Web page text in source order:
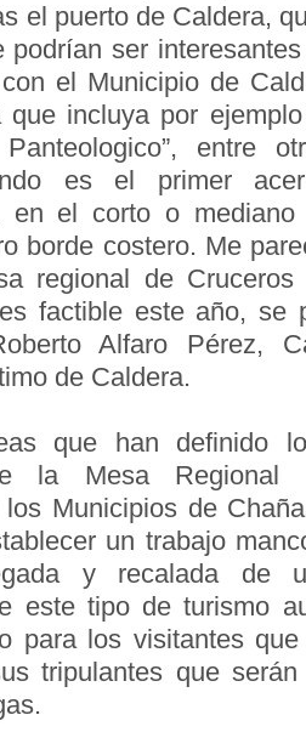
el puerto de Caldera,
podrían ser
el Municipio de
que incluya por
entre
es el primer
en el corto o mediano
borde costero. Me
regional de
factible este año, se
Alfaro Pérez,
de Caldera.
que han definido
la Mesa
Municipios de
un trabajo
y recalada de
este tipo de turismo
para los visitantes
tripulantes que